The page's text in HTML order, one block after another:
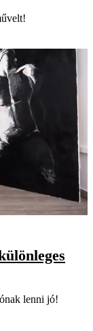
lenni jó!